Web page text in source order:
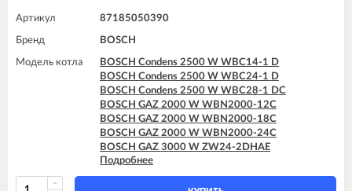
Артикул 87185050390
Бренд BOSCH
Модель котла
BOSCH Condens 2500 W WBC14-1 D
BOSCH Condens 2500 W WBC24-1 D
BOSCH Condens 2500 W WBC28-1 DC
BOSCH GAZ 2000 W WBN2000-12C
BOSCH GAZ 2000 W WBN2000-18C
BOSCH GAZ 2000 W WBN2000-24C
BOSCH GAZ 3000 W ZW24-2DHAE
BOSCH GAZ 3000 W ZW24-2DHKE
BOSCH GAZ 6000 W WBN6000 12C
Подробнее